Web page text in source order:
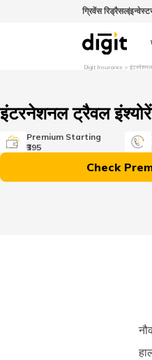
ग्रिवेंस रिड्रैसल
Digit Insurance इंटरनेशनल
इंटरनेशनल ट्रैवल
Premium Starting
₹395
Check